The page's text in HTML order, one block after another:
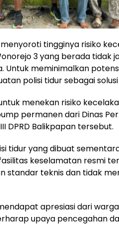
menyoroti tingginya risiko
3 yang berada tidak
Untuk meminimalkan
polisi tidur sebagai
menekan risiko
permanen dari Dinas
DPRD Balikpapan tersebut.
tidur yang dibuat
keselamatan resmi
standar teknis dan tidak
apresiasi dari warga
upaya pencegahan